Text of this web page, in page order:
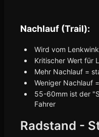
Nachlauf (Trail):
Wird vom
Kritischer Wert für
Mehr Nachlauf =
Weniger Nachlauf
55-60mm ist der
Fahrer
Radstand -